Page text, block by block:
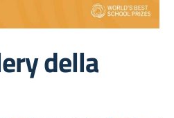
della